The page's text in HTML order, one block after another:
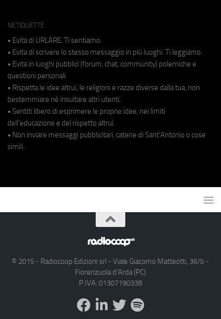
NETIQUETTE
• Evita di URLARE. Ti sentiamo.
• Evita di scrivere lo stesso messaggio in più luoghi. Ti leggiamo.
• Evita in luoghi pubblici (forum, chat, community) polemiche e
questioni personali.
• Rispetta le idee altrui, le religioni e razze diverse dalla tua, non
bestemmiare né insultare altri utenti.
• Sentiti libero di esprimere le proprie idee, nei limiti
dell'educazione e del rispetto altrui.
• Non inviare messaggi pubblicitari, catene di Sant'Antonio o cose
simili.
© 2015 - Radiocoop Edizioni srl - Viale Giacomo Matteotti, 36/b -
Fiorenzuola d'Arda (PC)
P.IVA: 01307190338